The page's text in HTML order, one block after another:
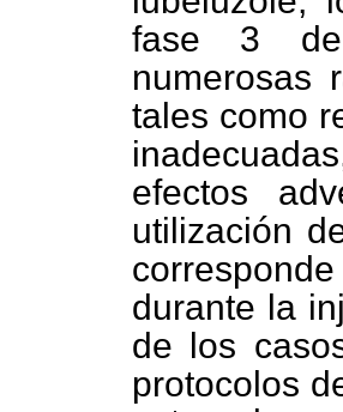
fase 3 de
numerosas
tales como
efectos
utilización
durante la
de los
protocolos